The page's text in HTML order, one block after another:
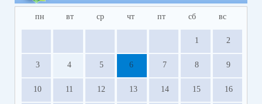
пн вт ср чт пт сб вс
1 2
3 4 5 6 7 8 9
10 11 12 13 14 15 16